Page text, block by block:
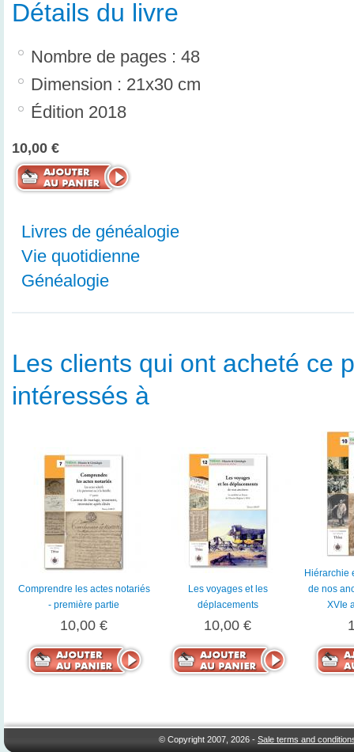
Détails du livre
Nombre de pages : 48
Dimension : 21x30 cm
Édition 2018
10,00 €
Livres de généalogie
Vie quotidienne
Généalogie
Les clients qui ont acheté ce
intéressés à
Comprendre les actes notariés
- première partie
10,00 €
Les voyages et les
déplacements
10,00 €
Hiérarchie
de nos
XVIe
© Copyright 2007, 2026 -Sale terms and